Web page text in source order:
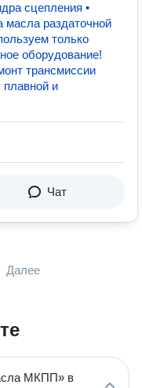
сцепления •
масла раздаточной
только
оборудование!
трансмиссии
и
Чат
Далее
МКПП» в